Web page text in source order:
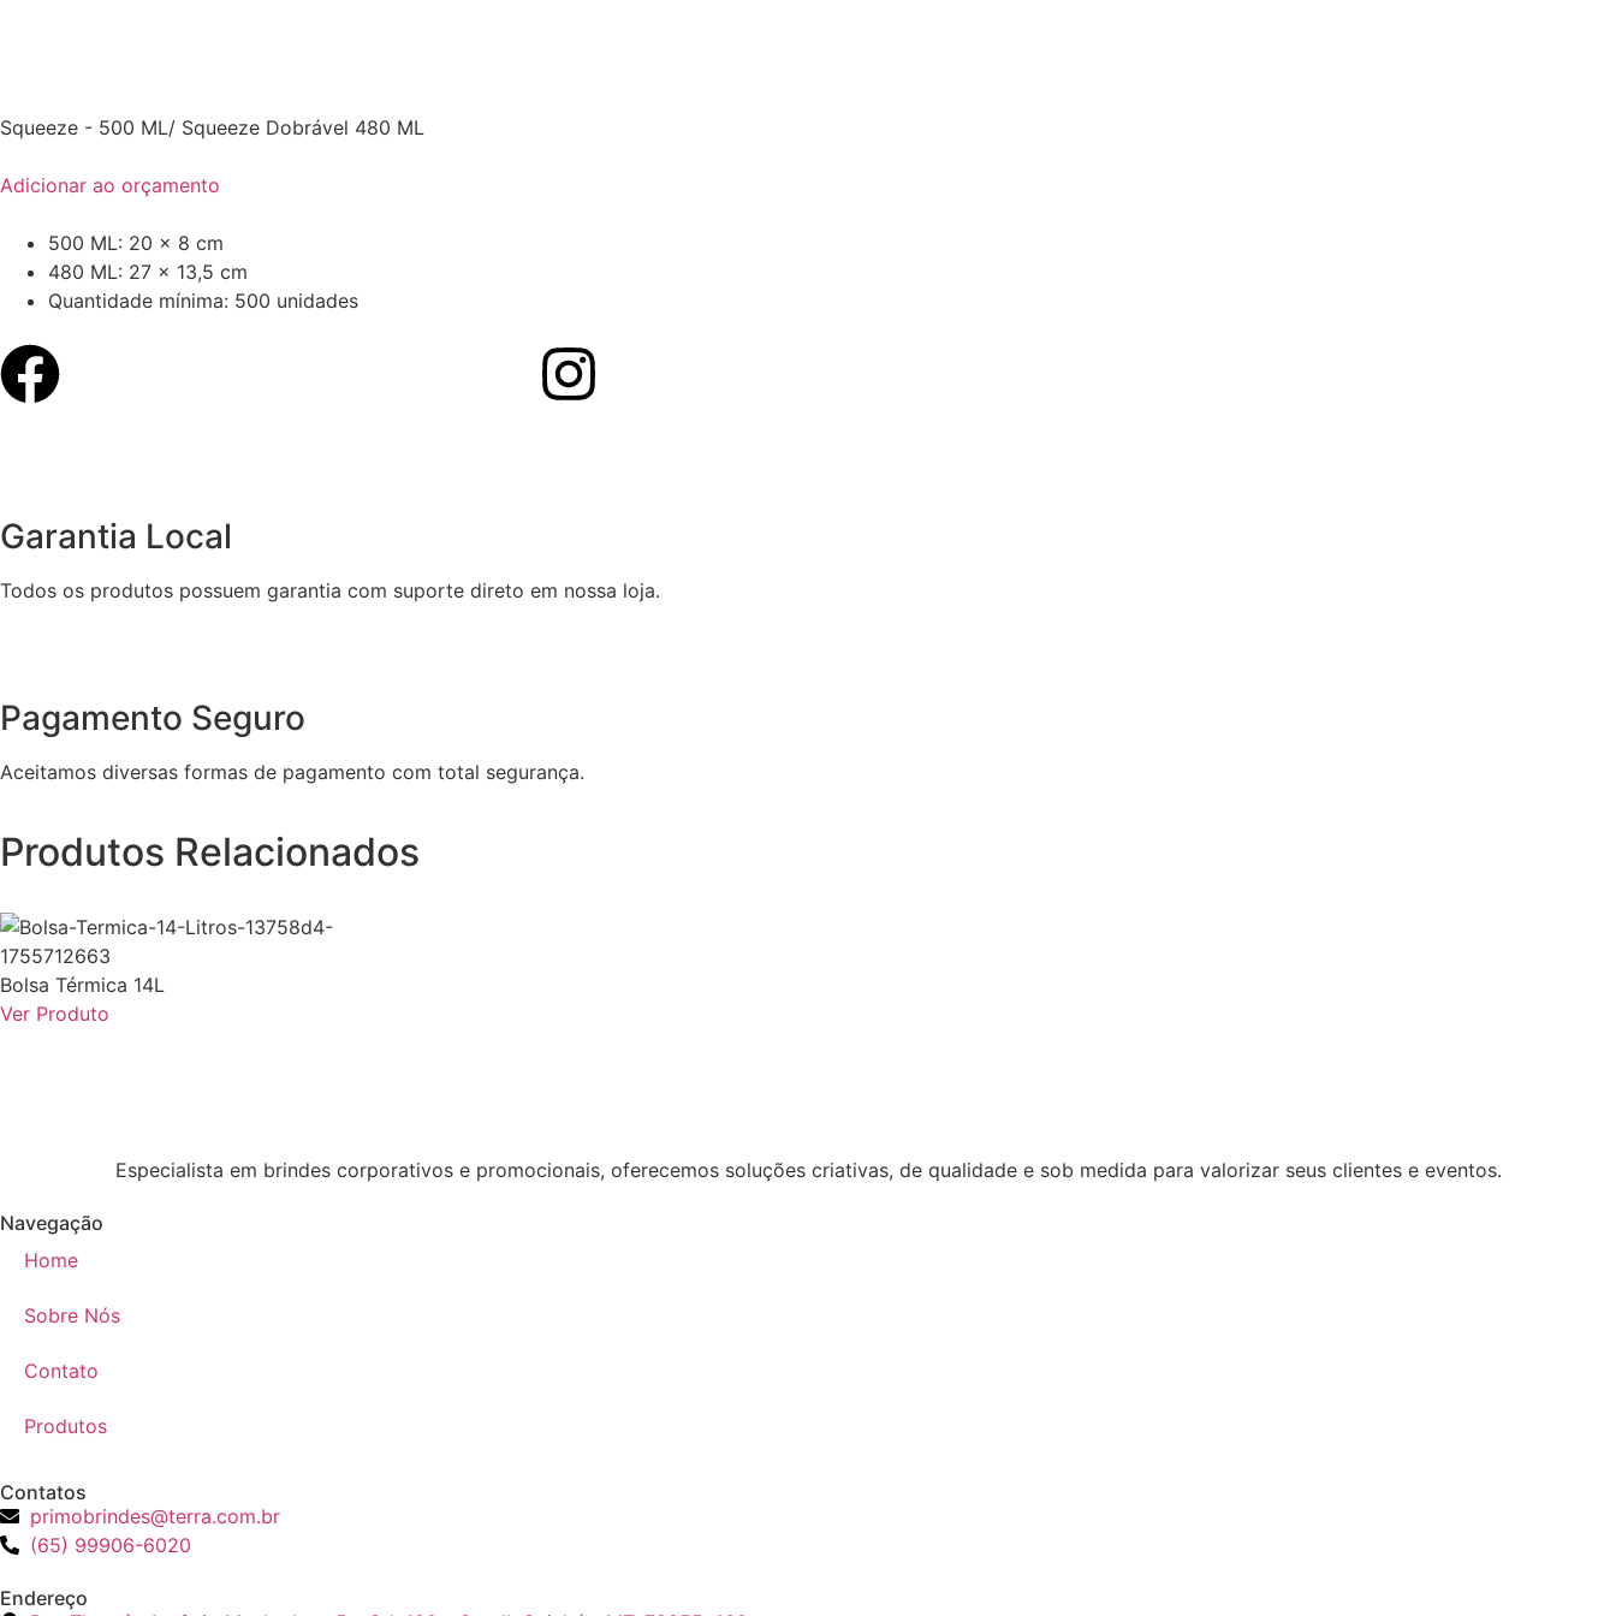
Squeeze - 500 ML/ Squeeze Dobrável 480 ML
Adicionar ao orçamento
500 ML: 20 x 8 cm
480 ML: 27 x 13,5 cm
Quantidade mínima: 500 unidades
Garantia Local
Todos os produtos possuem garantia com suporte direto em nossa loja.
Pagamento Seguro
Aceitamos diversas formas de pagamento com total segurança.
Produtos Relacionados
Bolsa Térmica 14L
Ver Produto
Especialista em brindes corporativos e promocionais, oferecemos soluções criativas, de qualidade e sob medida para valorizar seus clientes e eventos.
Navegação
Home
Sobre Nós
Contato
Produtos
Contatos
primobrindes@terra.com.br
(65) 99906-6020
Endereço